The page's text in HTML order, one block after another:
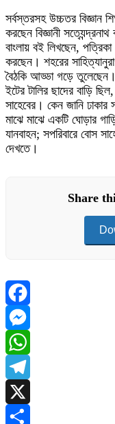
সর্বস্তরসহ উচ্চতর বিজ্ঞান
করছেন বিজ্ঞানী
বাংলায় বই লিখছেন, পত্রিকা
করছেন। শহরের
বৈঠকি আড্ডা গড়ে
ইটের টালির ছাদের বাড়ি
সাহেবের। কেন জানি
মাঝে মাঝে একটি ঘোড়ার
যানবাহন; সপরিবারে বোস
দেখতে।
Share
Facebook
Messenger
WhatsApp
Telegram
X